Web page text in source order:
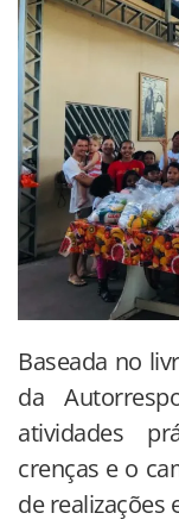
Baseada no
da
atividades
crenças e o
de realizações